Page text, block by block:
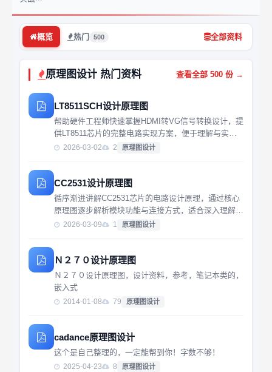
概览 热门 500 全部资料
原理图设计 热门资料 查看全部 500 份 →
LT8511SCH设计原理图
帮助硬件工程师快速掌握HDMI转VG信号转换设计，提
供LT8511芯片的完整电路实现方案，便于理解与实际
应用。
2026-03-02 2 原理图设计
CC2531设计原理图
循序渐进讲解CC2531芯片的电路设计原理，通过核心
原理图逐步解析模块功能与连接方式，适合深入理解无
线通信硬件开发。
2026-03-09 1 原理图设计
Ｎ２７０设计原理图
Ｎ２７０设计原理图，设计资料，参考，笔记本类的，
嵌入式
2014-01-08 79 原理图设计
cadance原理图设计
这个是自己整理的，一定能帮到你！字数不够！
2025-04-23 8 原理图设计